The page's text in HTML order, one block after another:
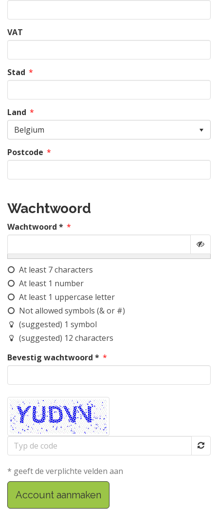
VAT
Stad *
Land *
Belgium
Postcode *
Wachtwoord
Wachtwoord * *
At least 7 characters
At least 1 number
At least 1 uppercase letter
Not allowed symbols (& or #)
(suggested) 1 symbol
(suggested) 12 characters
Bevestig wachtwoord * *
Typ
de
* geeft de verplichte velden aan